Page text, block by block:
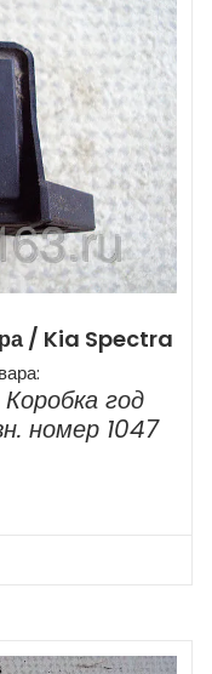
/ Kia Spectra
год
номер 1047